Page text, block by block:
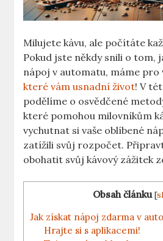
Milujete kávu, ale počítáte
Pokud jste někdy snili o tom,
nápoj v automatu, máme pro
které vám usnadní život! V
podělíme o osvědčené
které pomohou milovníkům
vychutnat si vaše oblíbené
zatížili svůj rozpočet.
obohatit svůj kávový zážitek
Obsah článku [
Jak získat nápoj zdarma v
Hrajte si s aplikacemi!